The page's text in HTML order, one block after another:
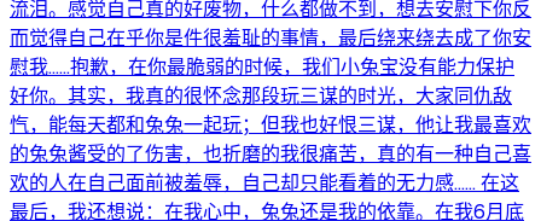
流泪。感觉自己真的好废物，什么都做不到，想去安慰下你反
而觉得自己在乎你是件很羞耻的事情，最后绕来绕去成了你安
慰我......抱歉，在你最脆弱的时候，我们小兔宝没有能力保护
好你。其实，我真的很怀念那段玩三谋的时光，大家同仇敌
忾，能每天都和兔兔一起玩；但我也好恨三谋，他让我最喜欢
的兔兔酱受的了伤害，也折磨的我很痛苦，真的有一种自己喜
欢的人在自己面前被羞辱，自己却只能看着的无力感...... 在这
最后，我还想说：在我心中，兔兔还是我的依靠。在我6月底